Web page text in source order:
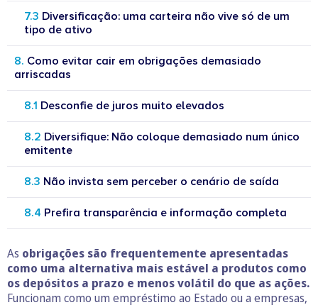
Diversificação: uma carteira não vive só de um
tipo de ativo
Como evitar cair em obrigações demasiado
arriscadas
Desconfie de juros muito elevados
Diversifique: Não coloque demasiado num único
emitente
Não invista sem perceber o cenário de saída
Prefira transparência e informação completa
As obrigações são frequentemente apresentadas
como uma alternativa mais estável a produtos como
os depósitos a prazo e menos volátil do que as ações.
Funcionam como um empréstimo ao Estado ou a empresas,